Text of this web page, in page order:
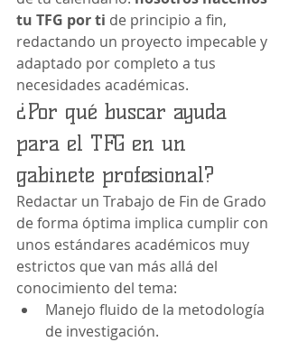
tu TFG por ti de principio a fin,
redactando un proyecto impecable y
adaptado por completo a tus
necesidades académicas.
¿Por qué buscar ayuda
para el TFG en un
gabinete profesional?
Redactar un Trabajo de Fin de Grado
de forma óptima implica cumplir con
unos estándares académicos muy
estrictos que van más allá del
conocimiento del tema:
Manejo fluido de la metodología
de investigación.